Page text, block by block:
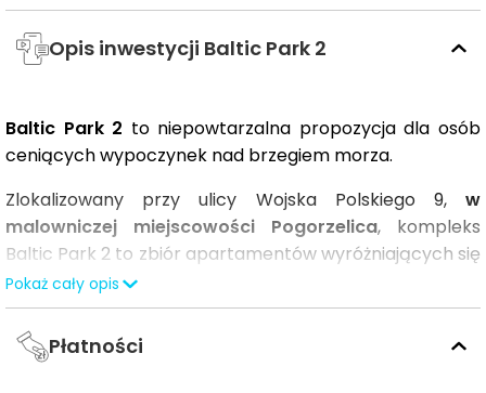
Opis inwestycji Baltic Park 2
Baltic Park 2 to niepowtarzalna propozycja dla osób
ceniących wypoczynek nad brzegiem morza.
Zlokalizowany przy ulicy Wojska Polskiego 9, w
malowniczej miejscowości Pogorzelica, kompleks
Baltic Park 2 to zbiór apartamentów wyróżniających się
swoją bliskością do Bałtyku.
od kompleksu rozciąga się czysta, szeroka plaża,
której walory były wielokrotnie doceniane przez
międzynarodowe odznaczenie "błękitnej flagi". Tuż obok,
Pokaż cały opis
Płatności